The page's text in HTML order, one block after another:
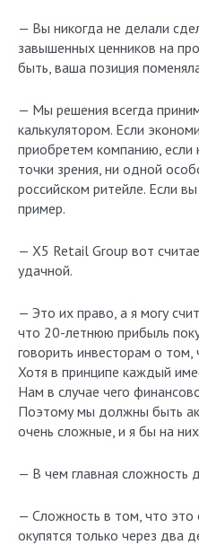
— Вы никогда не делали
завышенных ценников на
быть, ваша позиция
— Мы решения всегда
калькулятором. Если
приобретем компанию, если
точки зрения, ни одной
российском ритейле. Если
пример.
— X5 Retail Group вот
удачной.
— Это их право, а я могу
что 20-летнюю прибыль
говорить инвесторам о том,
Хотя в принципе каждый
Нам в случае чего
Поэтому мы должны быть
очень сложные, и я бы на
— В чем главная сложность
— Сложность в том, что это
окупятся только через два